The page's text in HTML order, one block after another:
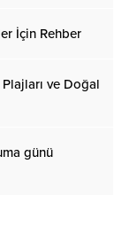
İçin Rehber
ve Doğal
günü